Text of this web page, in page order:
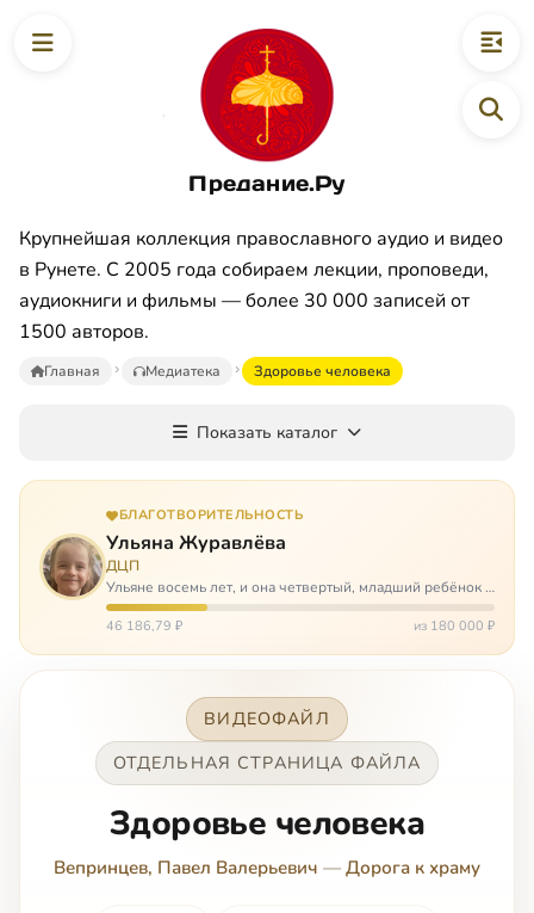
Предание.Ру
Крупнейшая коллекция православного аудио и видео
в Рунете. С 2005 года собираем лекции, проповеди,
аудиокниги и фильмы — более 30 000 записей от
1500 авторов.
Главная Медиатека Здоровье человека
Показать каталог
БЛАГОТВОРИТЕЛЬНОСТЬ
Ульяна Журавлёва
ДЦП
Ульяне восемь лет, и она четвертый, младший ребёнок в
многодетной семье. И с самого рождения Ульяну лечат.
Несколько операций, ежедневные процедуры,
46 186,79 ₽ из 180 000 ₽
ВИДЕОФАЙЛ
ОТДЕЛЬНАЯ СТРАНИЦА ФАЙЛА
Здоровье человека
Вепринцев, Павел Валерьевич — Дорога к храму